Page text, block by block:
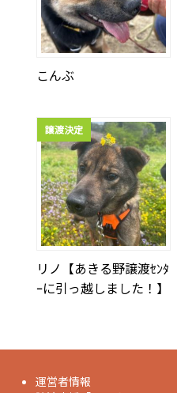
こんぶ
譲渡決定
リノ【あきる野譲渡ｾﾝﾀ
ｰに引っ越しました！】
運営者情報